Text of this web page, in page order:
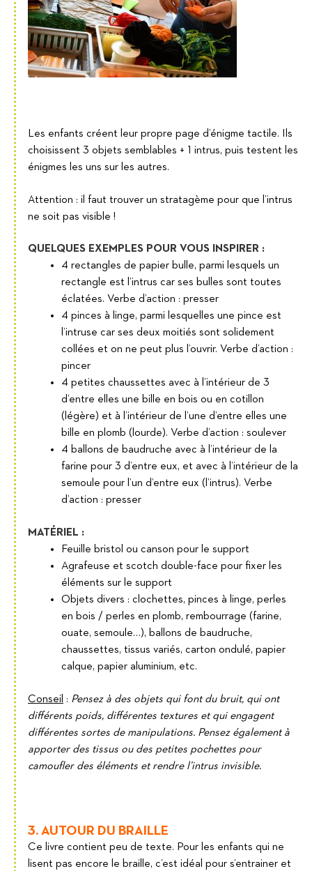
Les enfants créent leur propre page d’énigme tactile. Ils
choisissent 3 objets semblables + 1 intrus, puis testent les
énigmes les uns sur les autres.
Attention : il faut trouver un stratagème pour que l’intrus
ne soit pas visible !
QUELQUES EXEMPLES POUR VOUS INSPIRER :
4 rectangles de papier bulle, parmi lesquels un
rectangle est l’intrus car ses bulles sont toutes
éclatées. Verbe d’action : presser
4 pinces à linge, parmi lesquelles une pince est
l’intruse car ses deux moitiés sont solidement
collées et on ne peut plus l’ouvrir. Verbe d’action :
pincer
4 petites chaussettes avec à l’intérieur de 3
d’entre elles une bille en bois ou en cotillon
(légère) et à l’intérieur de l’une d’entre elles une
bille en plomb (lourde). Verbe d’action : soulever
4 ballons de baudruche avec à l’intérieur de la
farine pour 3 d’entre eux, et avec à l’intérieur de la
semoule pour l’un d’entre eux (l’intrus). Verbe
d’action : presser
MATÉRIEL :
Feuille bristol ou canson pour le support
Agrafeuse et scotch double-face pour fixer les
éléments sur le support
Objets divers : clochettes, pinces à linge, perles
en bois / perles en plomb, rembourrage (farine,
ouate, semoule…), ballons de baudruche,
chaussettes, tissus variés, carton ondulé, papier
calque, papier aluminium, etc.
Conseil : Pensez à des objets qui font du bruit, qui ont
différents poids, différentes textures et qui engagent
différentes sortes de manipulations. Pensez également à
apporter des tissus ou des petites pochettes pour
camoufler des éléments et rendre l’intrus invisible.
3. AUTOUR DU BRAILLE
Ce livre contient peu de texte. Pour les enfants qui ne
lisent pas encore le braille, c’est idéal pour s’entrainer et